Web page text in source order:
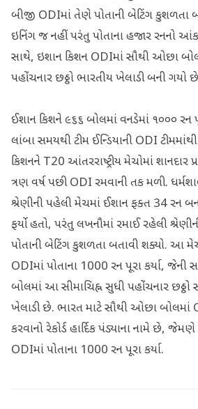
બીજી ODIમાં તેણે પોતાની બેટિંગ કુશળતા
ઇનિંગ જ નહીં પરંતુ પોતાના હજાર રનનો
સાથે, ઇશાન કિશન ODIમાં સૌથી ઓછા
પહોંચનાર છઠ્ઠો ભારતીય ખેલાડી બની ગયો
ઈશાન કિશને ૯૬૬ બોલમાં વનડેમાં ૧૦૦૦ રન
લાંબા સમયથી ટીમ ઈન્ડિયાની ODI
કિશનને T20 આંતરરાષ્ટ્રીય મેચોમાં શાનદાર
ત્રણ વર્ષ પછી ODI રમવાની તક મળી.
શ્રેણીની પહેલી મેચમાં ઈશાન ફક્ત 34 રન
ફર્યો હતો, પરંતુ લખનૌમાં રમાઈ રહેલી
પોતાની બેટિંગ કુશળતા બતાવી શક્યો. આ
ODIમાં પોતાના 1000 રન પૂરા કર્યા,
બોલમાં આ સીમાચિહ્ન સુધી પહોંચનાર છઠ્ઠો
ખેલાડી છે. ભારત માટે સૌથી ઓછા બોલમાં
કરવાનો રેકોર્ડ હાર્દિક પંડ્યાના નામે છે,
ODIમાં પોતાના 1000 રન પૂરા કર્યા.